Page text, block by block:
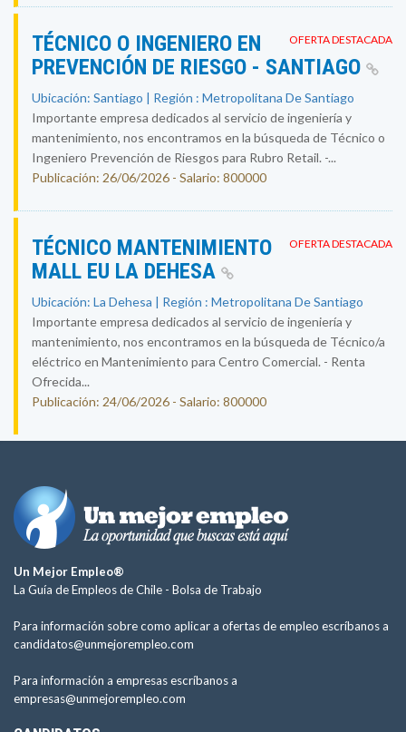
OFERTA DESTACADA
TÉCNICO O INGENIERO EN
PREVENCIÓN DE RIESGO - SANTIAGO
Ubicación: Santiago | Región : Metropolitana De Santiago
Importante empresa dedicados al servicio de ingeniería y
mantenimiento, nos encontramos en la búsqueda de Técnico o
Ingeniero Prevención de Riesgos para Rubro Retail. -...
Publicación: 26/06/2026 - Salario: 800000
OFERTA DESTACADA
TÉCNICO MANTENIMIENTO
MALL EU LA DEHESA
Ubicación: La Dehesa | Región : Metropolitana De Santiago
Importante empresa dedicados al servicio de ingeniería y
mantenimiento, nos encontramos en la búsqueda de Técnico/a
eléctrico en Mantenimiento para Centro Comercial. - Renta
Ofrecida...
Publicación: 24/06/2026 - Salario: 800000
Un Mejor Empleo®
La Guía de Empleos de Chile - Bolsa de Trabajo
Para información sobre como aplicar a ofertas de empleo escríbanos a
candidatos@unmejorempleo.com
Para información a empresas escríbanos a
empresas@unmejorempleo.com